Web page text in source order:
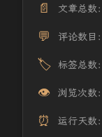
📄 文章总数：
💬 评论数目：
🏷️ 标签总数：
👁️ 浏览次数：
⏰ 运行天数：